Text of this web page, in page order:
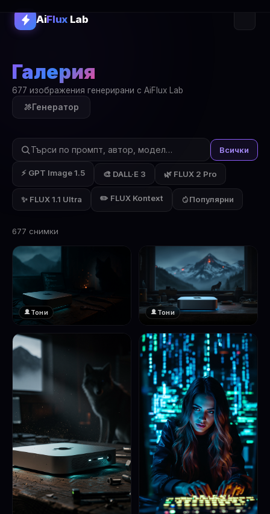
AiFluxLab
Галерия
677 изображения генерирани с AiFlux Lab
Генератор
Всички
⚡ GPT Image 1.5 🎨 DALL·E 3 🌿 FLUX 2 Pro
✨ FLUX 1.1 Ultra ✏️ FLUX Kontext Популярни
677 снимки
Тони Тони